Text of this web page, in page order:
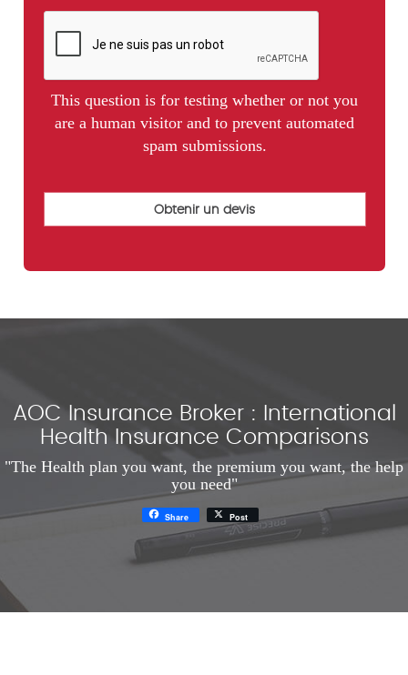
This question is for testing whether or not you
are a human visitor and to prevent automated
spam submissions.
AOC Insurance Broker : International
Health Insurance Comparisons
"The Health plan you want, the premium you want, the help
you need"
Share Post